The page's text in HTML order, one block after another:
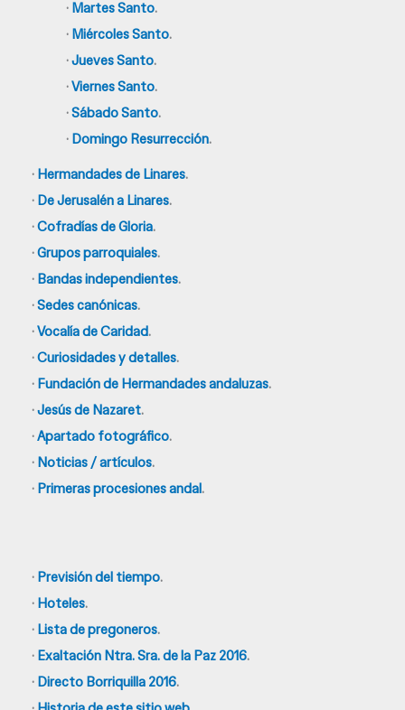
· Martes Santo.
· Miércoles Santo.
·Jueves Santo.
·Viernes Santo.
·Sábado Santo.
· Domingo Resurrección.
· Hermandades de Linares.
· De Jerusalén a Linares.
·Cofradías de Gloria.
·Grupos parroquiales.
· Bandas independientes.
·Sedes canónicas.
·Vocalía de Caridad.
·Curiosidades y detalles.
· Fundación de Hermandades andaluzas.
·Jesús de Nazaret.
·Apartado fotográfico.
· Noticias / artículos.
· Primeras procesiones andal.
· Previsión del tiempo.
· Hoteles.
· Lista de pregoneros.
· Exaltación Ntra. Sra. de la Paz 2016.
· Directo Borriquilla 2016.